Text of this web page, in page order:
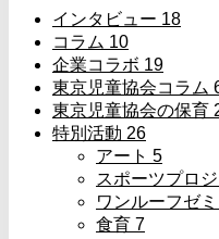
インタビュー 18
コラム 10
企業コラボ 19
東京児童協会コラム
東京児童協会の保育
特別活動 26
アート 5
スポーツプロ
ワンルーフゼミ
食育 7